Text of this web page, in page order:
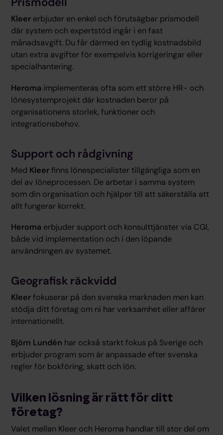
Kleer erbjuder en enkel och förutsägbar prismodell
där system och expertstöd ingår i en fast
månadsavgift. Du får därmed en tydlig kostnadsbild
utan extra avgifter för exempelvis korrigeringar eller
specialhantering.
Heroma implementeras ofta som ett större HR- och
lönesystemprojekt där kostnaden beror på
organisationens storlek, funktioner och
integrationsbehov.
Support och rådgivning
Med Kleerfinns lönespecialister tillgängliga som en
del av löneprocessen. De arbetar i samma system
som din organisation och hjälper till att säkerställa att
allt fungerar korrekt.
Heroma erbjuder support och konsulttjänster via CGI,
både vid implementation och i den löpande
användningen av systemet.
Geografisk räckvidd
Kleerfokuserar på den svenska marknaden men kan
stödja ditt företag om ni har verksamhet eller affärer
internationellt.
Björn Lundén har också starkt fokus på Sverige och
erbjuder program som är anpassade efter svenska
regler för bokföring, skatt och lön.
Vilken lösning är rätt för ditt
företag?
Valet mellan Kleer och Heroma handlar till stor del om